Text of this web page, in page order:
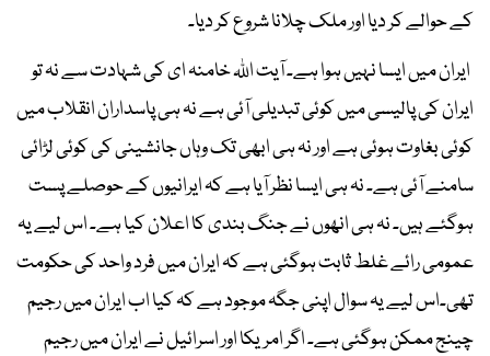
کے حوالے کر دیا اور ملک چلانا شروع کر دیا۔
ایران میں ایسا نہیں ہوا ہے۔ آیت اللہ خامنہ ای کی شہادت سے نہ تو
ایران کی پالیسی میں کوئی تبدیلی آئی ہے نہ ہی پاسداران انقلاب میں
کوئی بغاوت ہوئی ہے اور نہ ہی ابھی تک وہاں جانشینی کی کوئی لڑائی
سامنے آئی ہے۔ نہ ہی ایسا نظر آیا ہے کہ ایرانیوں کے حوصلے پست
ہوگئے ہیں۔ نہ ہی انھوں نے جنگ بندی کا اعلان کیا ہے۔ اس لیے یہ
عمومی رائے غلط ثابت ہوگئی ہے کہ ایران میں فرد واحد کی حکومت
تھی۔اس لیے یہ سوال اپنی جگہ موجود ہے کہ کیا اب ایران میں رجیم
چینج ممکن ہوگئی ہے۔ اگر امریکا اور اسرائیل نے ایران میں رجیم